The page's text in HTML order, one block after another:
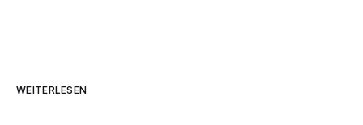
WEITERLESEN